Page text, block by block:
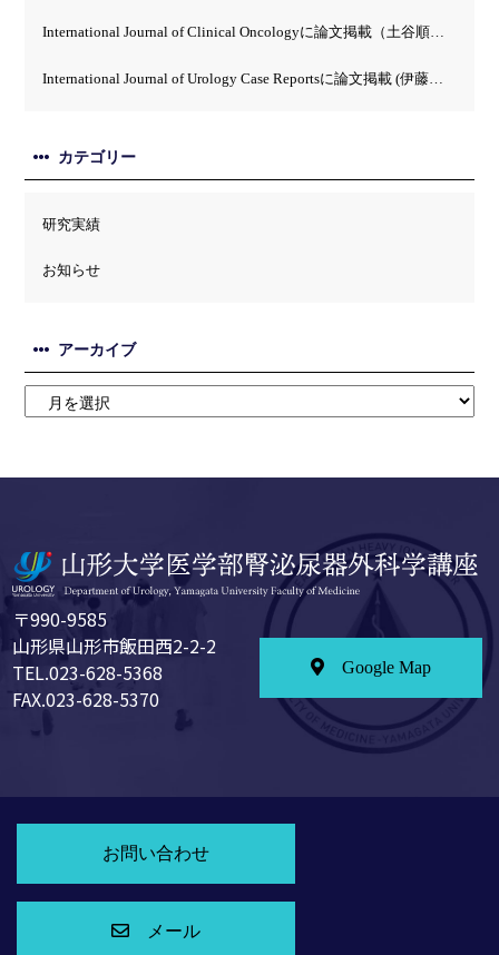
International Journal of Clinical Oncologyに論文掲載（土谷順彦）
カテゴリー
研究実績
お知らせ
アーカイブ
〒990-9585
山形県山形市飯田西2-2-2
TEL.023-628-5368
FAX.023-628-5370
Google Map
お問い合わせ
メール